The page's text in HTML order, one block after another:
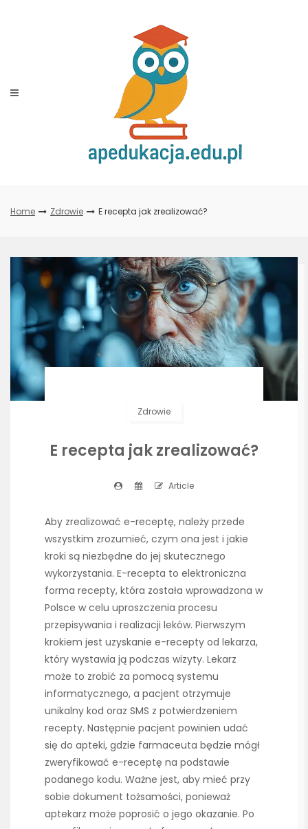
Home Zdrowie E recepta jak zrealizować?
Zdrowie
E recepta jak zrealizować?
Article
Aby zrealizować e-receptę, należy przede
wszystkim zrozumieć, czym ona jest i jakie
kroki są niezbędne do jej skutecznego
wykorzystania. E-recepta to elektroniczna
forma recepty, która została wprowadzona w
Polsce w celu uproszczenia procesu
przepisywania i realizacji leków. Pierwszym
krokiem jest uzyskanie e-recepty od lekarza,
który wystawia ją podczas wizyty. Lekarz
może to zrobić za pomocą systemu
informatycznego, a pacjent otrzymuje
unikalny kod oraz SMS z potwierdzeniem
recepty. Następnie pacjent powinien udać
się do apteki, gdzie farmaceuta będzie mógł
zweryfikować e-receptę na podstawie
podanego kodu. Ważne jest, aby mieć przy
sobie dokument tożsamości, ponieważ
aptekarz może poprosić o jego okazanie. Po